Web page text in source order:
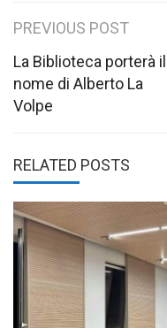
Post
navigation
PREVIOUS POST
La Biblioteca porterà il
nome di Alberto La
Volpe
RELATED POSTS